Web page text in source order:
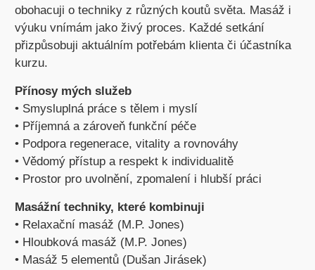
obohacuji o techniky z různých koutů světa. Masáž i
výuku vnímám jako živý proces. Každé setkání
přizpůsobuji aktuálním potřebám klienta či účastníka
kurzu.
Přínosy mých služeb
• Smysluplná práce s tělem i myslí
• Příjemná a zároveň funkční péče
• Podpora regenerace, vitality a rovnováhy
• Vědomý přístup a respekt k individualitě
• Prostor pro uvolnění, zpomalení i hlubší práci
Masážní techniky, které kombinuji
• Relaxační masáž (M.P. Jones)
• Hloubková masáž (M.P. Jones)
• Masáž 5 elementů (Dušan Jirásek)